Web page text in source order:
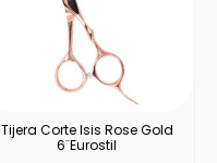
Tijera Corte Isis Rose Gold
6¨Eurostil